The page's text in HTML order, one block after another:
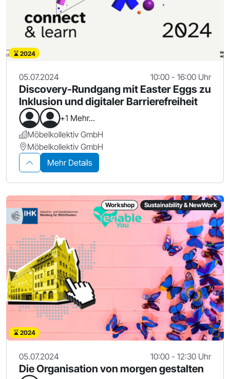
2024
05.07.2024 10:00 - 16:00 Uhr
Discovery-Rundgang mit Easter Eggs zu
Inklusion und digitaler Barrierefreiheit
+1 Mehr...
Möbelkollektiv GmbH
Möbelkollektiv GmbH
Mehr Details
Workshop Sustainability & NewWork
2024
05.07.2024 10:00 - 12:30 Uhr
Die Organisation von morgen gestalten